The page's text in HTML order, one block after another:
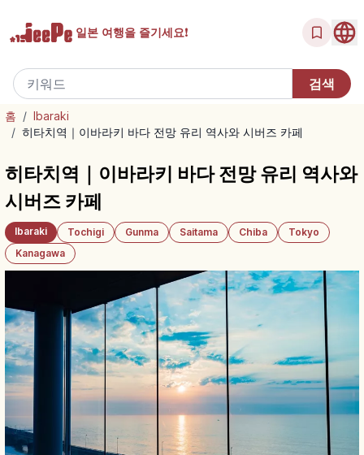
일본 여행을 즐기세요!
홈 / Ibaraki
/ 히타치역｜이바라키 바다 전망 유리 역사와 시버즈 카페
히타치역｜이바라키 바다 전망 유리 역사와
시버즈 카페
Ibaraki Tochigi Gunma Saitama Chiba
Tokyo
Kanagawa